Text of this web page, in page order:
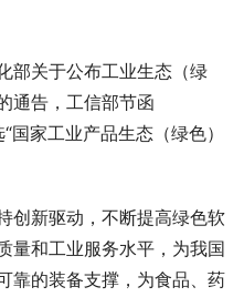
部关于公布工业生态（绿
通告，工信部节函
国家工业产品生态（绿色）
创新驱动，不断提高绿色软
量和工业服务水平，为我国
靠的装备支撑，为食品、药